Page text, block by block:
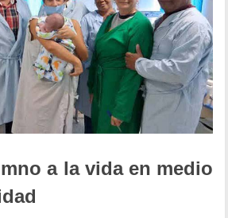
a la vida en medio